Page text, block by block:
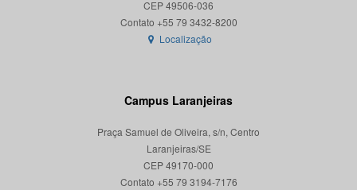
CEP 49506-036
Localização
Campus Laranjeiras
Praça Samuel de Oliveira, s/n, Centro
Laranjeiras/SE
CEP 49170-000